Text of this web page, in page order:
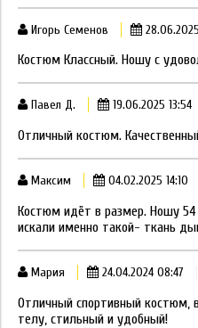
Игорь Семенов
Костюм Классный. Ношу с
Павел Д. 19.06.2025 13:54
Отличный костюм.
Максим 04.02.2025 14:10
Костюм идёт в размер. Ношу
искали именно такой- ткань
Мария 24.04.2024 08:47
Отличный спортивный костюм,
телу, стильный и удобный!